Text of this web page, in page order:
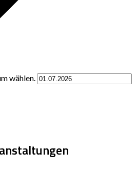
wählen.